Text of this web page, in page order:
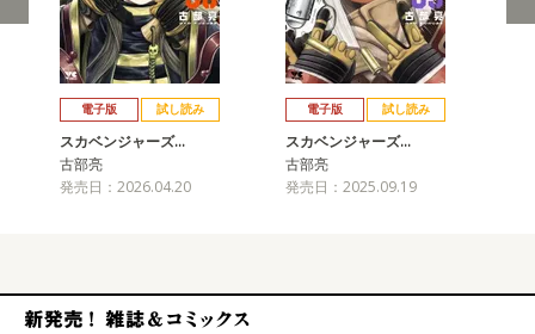
電子版 試し読み
スカベンジャーズ…
古部亮
発売日：2026.04.20
電子版 試し読み
スカベンジャーズ…
古部亮
発売日：2025.09.19